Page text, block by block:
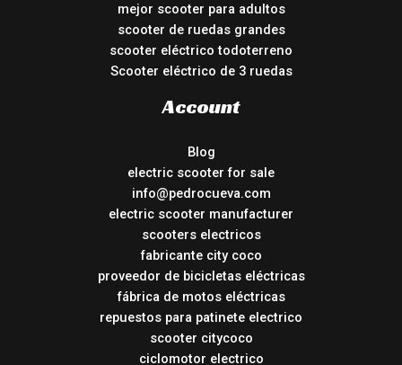
mejor scooter para adultos
scooter de ruedas grandes
scooter eléctrico todoterreno
Scooter eléctrico de 3 ruedas
Account
Blog
electric scooter for sale
info@pedrocueva.com
electric scooter manufacturer
scooters electricos
fabricante city coco
proveedor de bicicletas eléctricas
fábrica de motos eléctricas
repuestos para patinete electrico
scooter citycoco
ciclomotor electrico